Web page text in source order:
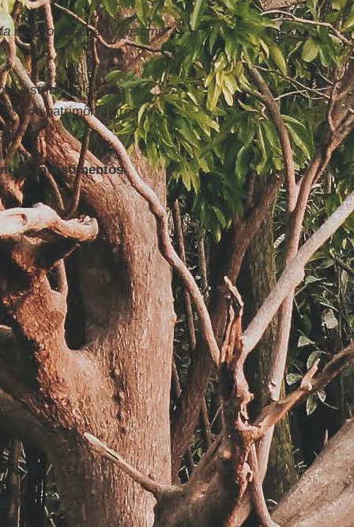
relacionadas ao consumo
distribuído do que a
2% do patrimônio, três
os investimentos